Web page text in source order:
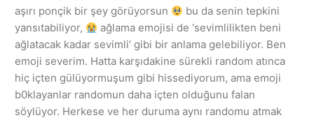
aşırı ponçik bir şey görüyorsun
bu da senin tepkini
yansıtabiliyor,
ağlama emojisi de ‘sevimlilikten beni
ağlatacak kadar sevimli’ gibi bir anlama gelebiliyor. Ben
emoji severim. Hatta karşıdakine sürekli random atınca
hiç içten gülüyormuşum gibi hissediyorum, ama emoji
b0klayanlar randomun daha içten olduğunu falan
söylüyor. Herkese ve her duruma aynı randomu atmak